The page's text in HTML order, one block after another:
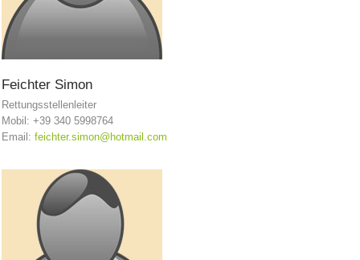
Feichter Simon
Rettungsstellenleiter
Mobil: +39 340 5998764
Email: feichter.simon@hotmail.com